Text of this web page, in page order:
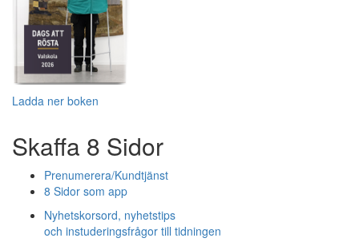
Ladda ner boken
Skaffa 8 Sidor
Prenumerera/Kundtjänst
8 Sidor som app
Nyhetskorsord, nyhetstips
och instuderingsfrågor till tidningen